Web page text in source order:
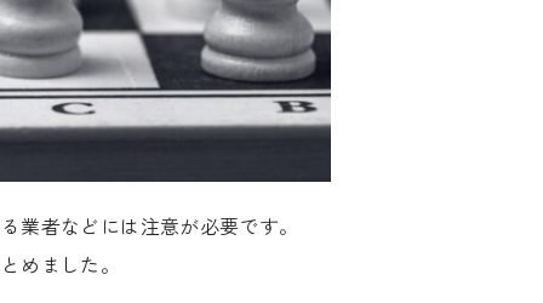
者などには注意が必要です。
めました。